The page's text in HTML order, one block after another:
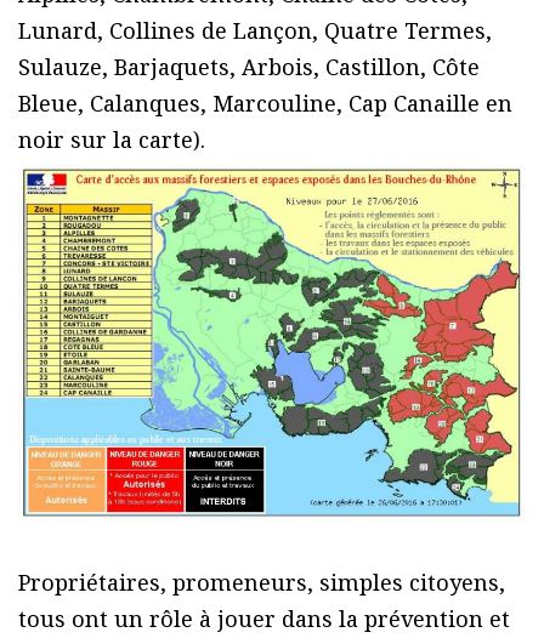
Lunard, Collines de Lançon, Quatre Termes,
Sulauze, Barjaquets, Arbois, Castillon, Côte
Bleue, Calanques, Marcouline, Cap Canaille en
noir sur la carte).
Propriétaires, promeneurs, simples citoyens,
tous ont un rôle à jouer dans la prévention et